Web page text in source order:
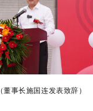
（董事长施国连发表致辞）